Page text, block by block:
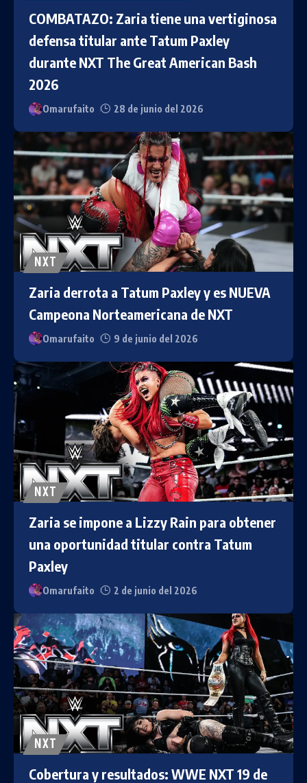
COMBATAZO: Zaria tiene una vertiginosa
defensa titular ante Tatum Paxley
durante NXT The Great American Bash
2026
Omarufaito 28 de junio del 2026
NXT
Zaria derrota a Tatum Paxley y es NUEVA
Campeona Norteamericana de NXT
Omarufaito 9 de junio del 2026
NXT
Zaria se impone a Lizzy Rain para obtener
una oportunidad titular contra Tatum
Paxley
Omarufaito 2 de junio del 2026
NXT
Cobertura y resultados: WWE NXT 19 de